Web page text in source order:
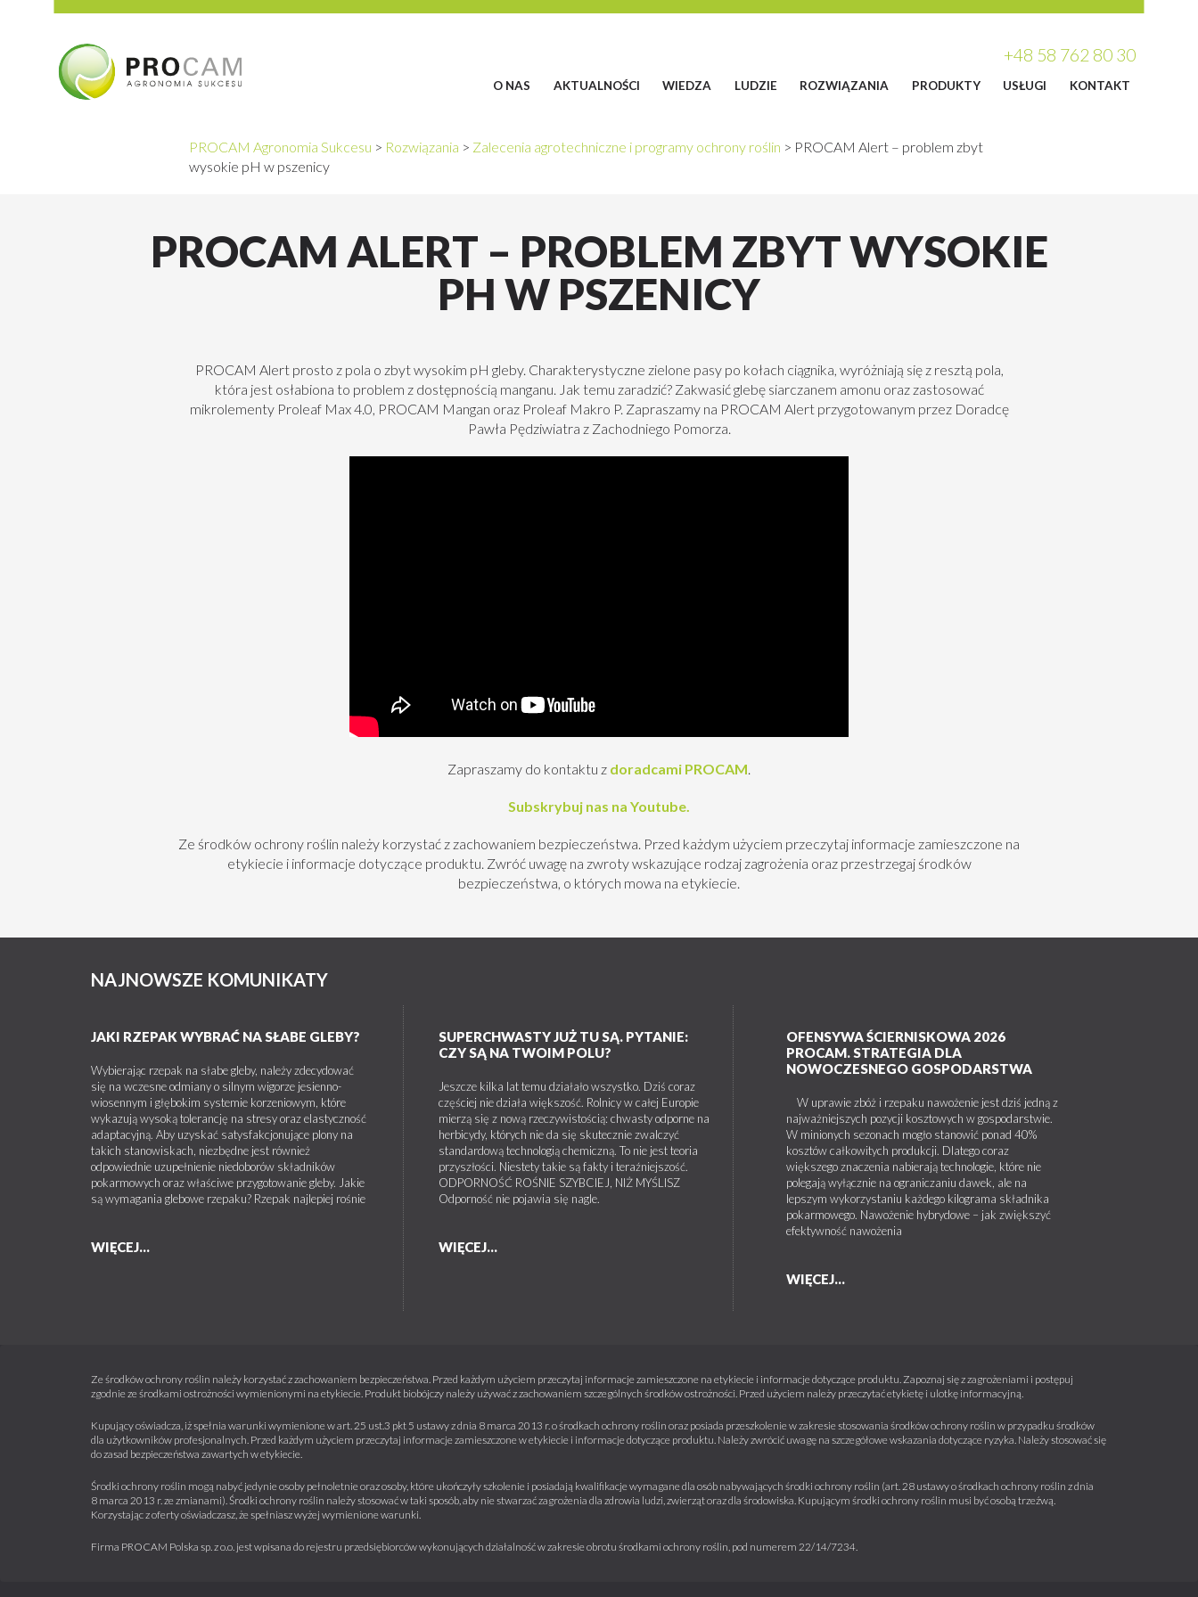
+48 58 762 80 30
O NAS AKTUALNOŚCI WIEDZA LUDZIE ROZWIĄZANIA PRODUKTY USŁUGI KONTAKT
PROCAM Agronomia Sukcesu > Rozwiązania > Zalecenia agrotechniczne i programy ochrony roślin > PROCAM Alert – problem zbyt
wysokie pH w pszenicy
PROCAM ALERT – PROBLEM ZBYT WYSOKIE
PH W PSZENICY
PROCAM Alert prosto z pola o zbyt wysokim pH gleby. Charakterystyczne zielone pasy po kołach ciągnika, wyróżniają się z resztą pola,
która jest osłabiona to problem z dostępnością manganu. Jak temu zaradzić? Zakwasić glebę siarczanem amonu oraz zastosować
mikrolementy Proleaf Max 4.0, PROCAM Mangan oraz Proleaf Makro P. Zapraszamy na PROCAM Alert przygotowanym przez Doradcę
Pawła Pędziwiatra z Zachodniego Pomorza.
Zapraszamy do kontaktu z doradcami PROCAM
Subskrybuj nas na Youtube.
Ze środków ochrony roślin należy korzystać z zachowaniem bezpieczeństwa. Przed każdym użyciem przeczytaj informacje zamieszczone na
etykiecie i informacje dotyczące produktu. Zwróć uwagę na zwroty wskazujące rodzaj zagrożenia oraz przestrzegaj środków
bezpieczeństwa, o których mowa na etykiecie.
NAJNOWSZE KOMUNIKATY
JAKI RZEPAK WYBRAĆ NA SŁABE GLEBY?
Wybierając rzepak na słabe gleby, należy zdecydować
się na wczesne odmiany o silnym wigorze jesienno-
wiosennym i głębokim systemie korzeniowym, które
wykazują wysoką tolerancję na stresy oraz elastyczność
adaptacyjną. Aby uzyskać satysfakcjonujące plony na
takich stanowiskach, niezbędne jest również
odpowiednie uzupełnienie niedoborów składników
pokarmowych oraz właściwe przygotowanie gleby. Jakie
są wymagania glebowe rzepaku? Rzepak najlepiej rośnie
WIĘCEJ...
SUPERCHWASTY JUŻ TU SĄ. PYTANIE:
CZY SĄ NA TWOIM POLU?
Jeszcze kilka lat temu działało wszystko. Dziś coraz
częściej nie działa większość. Rolnicy w całej Europie
mierzą się z nową rzeczywistością: chwasty odporne na
herbicydy, których nie da się skutecznie zwalczyć
standardową technologią chemiczną. To nie jest teoria
przyszłości. Niestety takie są fakty i teraźniejszość.
ODPORNOŚĆ ROŚNIE SZYBCIEJ, NIŻ MYŚLISZ
Odporność nie pojawia się nagle.
WIĘCEJ...
OFENSYWA ŚCIERNISKOWA 2026
PROCAM. STRATEGIA DLA
NOWOCZESNEGO GOSPODARSTWA
W uprawie zbóż i rzepaku nawożenie jest dziś jedną z
najważniejszych pozycji kosztowych w gospodarstwie.
W minionych sezonach mogło stanowić ponad 40%
kosztów całkowitych produkcji. Dlatego coraz
większego znaczenia nabierają technologie, które nie
polegają wyłącznie na ograniczaniu dawek, ale na
lepszym wykorzystaniu każdego kilograma składnika
pokarmowego. Nawożenie hybrydowe – jak zwiększyć
efektywność nawożenia
WIĘCEJ...
Ze środków ochrony roślin należy korzystać z zachowaniem bezpieczeństwa. Przed każdym użyciem przeczytaj informacje zamieszczone na etykiecie i informacje dotyczące produktu. Zapoznaj się z zagrożeniami i postępuj
zgodnie ze środkami ostrożności wymienionymi na etykiecie. Produkt biobójczy należy używać z zachowaniem szczególnych środków ostrożności. Przed użyciem należy przeczytać etykietę i ulotkę informacyjną.
Kupujący oświadcza, iż spełnia warunki wymienione w art. 25 ust.3 pkt 5 ustawy z dnia 8 marca 2013 r. o środkach ochrony roślin oraz posiada przeszkolenie w zakresie stosowania środków ochrony roślin w przypadku środków
dla użytkowników profesjonalnych. Przed każdym użyciem przeczytaj informacje zamieszczone w etykiecie i informacje dotyczące produktu. Należy zwrócić uwagę na szczegółowe wskazania dotyczące ryzyka. Należy stosować się
do zasad bezpieczeństwa zawartych w etykiecie.
Środki ochrony roślin mogą nabyć jedynie osoby pełnoletnie oraz osoby, które ukończyły szkolenie i posiadają kwalifikacje wymagane dla osób nabywających środki ochrony roślin (art. 28 ustawy o środkach ochrony roślin z dnia
8 marca 2013 r. ze zmianami). Środki ochrony roślin należy stosować w taki sposób, aby nie stwarzać zagrożenia dla zdrowia ludzi, zwierząt oraz dla środowiska. Kupującym środki ochrony roślin musi być osobą trzeźwą.
Korzystając z oferty oświadczasz, że spełniasz wyżej wymienione warunki.
Firma PROCAM Polska sp. z o.o. jest wpisana do rejestru przedsiębiorców wykonujących działalność w zakresie obrotu środkami ochrony roślin, pod numerem 22/14/7234.